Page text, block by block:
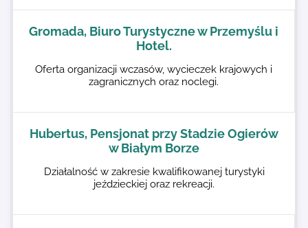
Gromada, Biuro Turystyczne w Przemyślu i
Hotel.
Oferta organizacji wczasów, wycieczek krajowych i
zagranicznych oraz noclegi.
Hubertus, Pensjonat przy Stadzie Ogierów
w Białym Borze
Działalność w zakresie kwalifikowanej turystyki
jeździeckiej oraz rekreacji.